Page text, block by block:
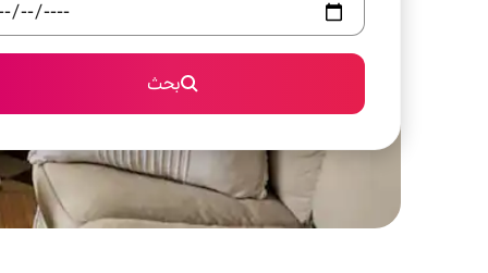
بحث